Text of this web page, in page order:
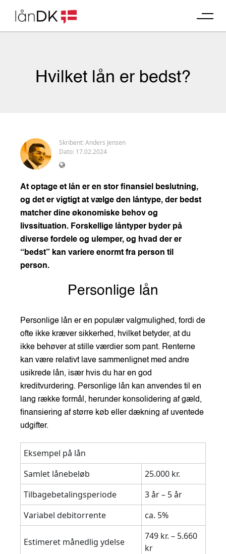
content
Hvilket lån er bedst?
Skribent: Anders Jensen
Dato: 17.02.2024
At optage et lån er en stor finansiel beslutning,
og det er vigtigt at vælge den låntype, der bedst
matcher dine økonomiske behov og
livssituation. Forskellige låntyper byder på
diverse fordele og ulemper, og hvad der er
“bedst” kan variere enormt fra person til
person.
Personlige lån
Personlige lån er en populær valgmulighed, fordi de
ofte ikke kræver sikkerhed, hvilket betyder, at du
ikke behøver at stille værdier som pant. Renterne
kan være relativt lave sammenlignet med andre
usikrede lån, især hvis du har en god
kreditvurdering. Personlige lån kan anvendes til en
lang række formål, herunder konsolidering af gæld,
finansiering af større køb eller dækning af uventede
udgifter.
Eksempel på lån
Samlet lånebeløb
25.000 kr.
Tilbagebetalingsperiode
3 år – 5 år
Variabel debitorrente
ca. 5%
Estimeret månedlig ydelse
749 kr. – 5.660
kr